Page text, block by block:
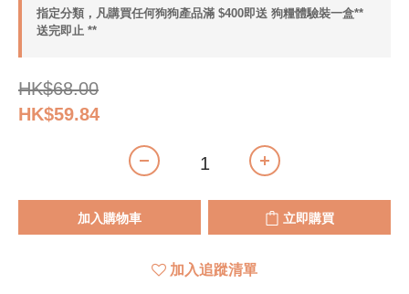
指定分類，凡購買任何狗狗產品滿 $400即送 狗糧體驗裝一盒**
送完即止 **
HK$68.00
HK$59.84
加入購物車 立即購買
加入追蹤清單